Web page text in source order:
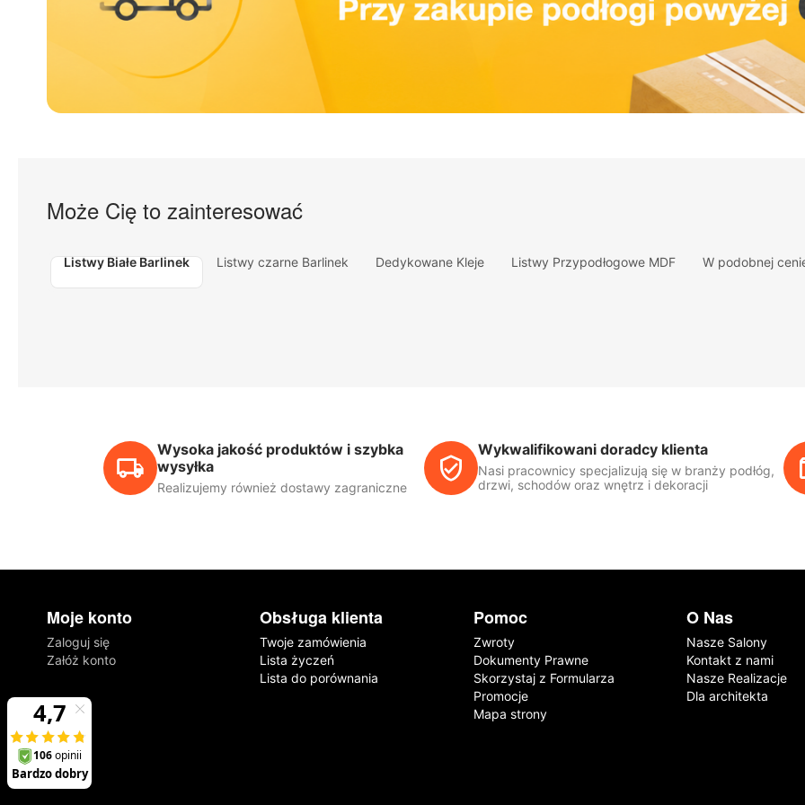
Może Cię to zainteresować
Listwy Białe Barlinek Listwy czarne Barlinek Dedykowane Kleje Listwy Przypodłogowe MDF W podobnej
Wysoka jakość produktów i szybka
wysyłka
Realizujemy również dostawy zagraniczne
Wykwalifikowani doradcy klienta
Nasi pracownicy specjalizują się w branży podłóg,
drzwi, schodów oraz wnętrz i dekoracji
Moje konto
Zaloguj się
Załóż konto
Obsługa klienta
Twoje zamówienia
Lista życzeń
Lista do porównania
Pomoc
Zwroty
Dokumenty Prawne
Skorzystaj z Formularza
Promocje
Mapa strony
O Nas
Nasze Salony
Kontakt z nami
Nasze Realizacje
Dla architekta